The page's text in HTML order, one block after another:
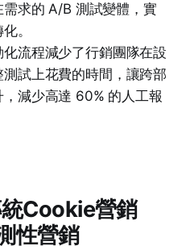
求的 A/B 測試變體，實
。
化流程減少了行銷團隊在設
試上花費的時間，讓跨部
減少高達 60% 的人工報
Cookie營銷
性營銷